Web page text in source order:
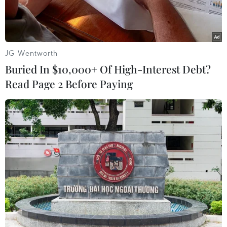
Chiếc xe của nhà khoa học hạt nhân Iran Mohsen Fakhrizadeh
bị phá hủy trong một vụ tấn công vũ trang ở thành phố Absard,
gần Tehran. (Ảnh: AFP/TTXVN)
Bộ trưởng Tình báo Iran, ông Mahmoud Alavi
ngày 8/2 cho biết một thành viên của các lực
lượng vũ trang bị tình nghi tham gia vụ ám
sát nhà khoa học hạt nhân Mohsen Fakhrizadeh
JG Wentworth
Buried In $10,000+ Of High-Interest Debt?
Read Page 2 Before Paying